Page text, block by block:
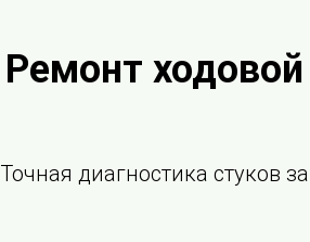
Ремонт
Точная диагностика стуков